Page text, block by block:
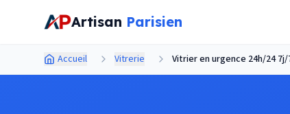
Aller au contenu principal
Artisan Parisien
Accueil Vitrerie Vitrier en urgence 24h/24 7j/